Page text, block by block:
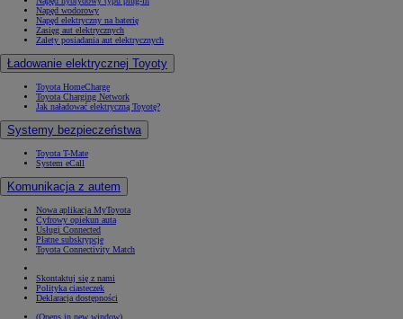
Napęd wodorowy
Napęd elektryczny na baterię
Zasięg aut elektrycznych
Zalety posiadania aut elektrycznych
Ładowanie elektrycznej Toyoty
Toyota HomeCharge
Toyota Charging Network
Jak naładować elektryczną Toyotę?
Systemy bezpieczeństwa
Toyota T-Mate
System eCall
Komunikacja z autem
Nowa aplikacja MyToyota
Cyfrowy opiekun auta
Usługi Connected
Płatne subskrypcje
Toyota Connectivity Match
Skontaktuj się z nami
Polityka ciasteczek
Deklaracja dostępności
(Opens in new window)